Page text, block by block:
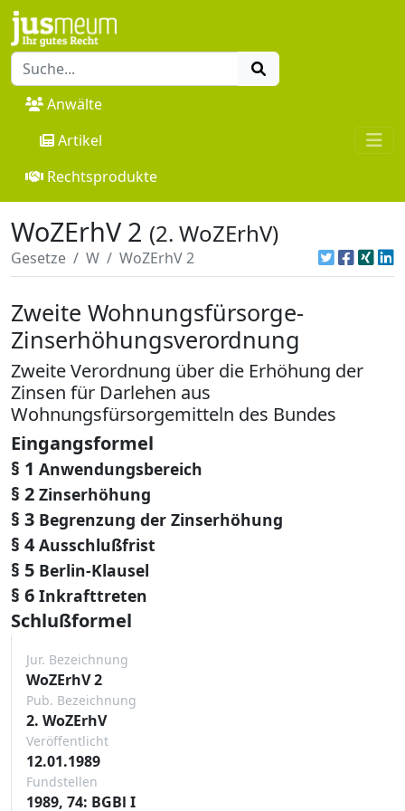
Anwälte
Artikel
Rechtsprodukte
WoZErhV 2 (2. WoZErhV)
Gesetze W WoZErhV 2
Zweite Wohnungsfürsorge-
Zinserhöhungsverordnung
Zweite Verordnung über die Erhöhung der
Zinsen für Darlehen aus
Wohnungsfürsorgemitteln des Bundes
Eingangsformel
§ 1 Anwendungsbereich
§ 2 Zinserhöhung
§ 3 Begrenzung der Zinserhöhung
§ 4 Ausschlußfrist
§ 5 Berlin-Klausel
§ 6 Inkrafttreten
Schlußformel
Jur. Bezeichnung
WoZErhV 2
Pub. Bezeichnung
2. WoZErhV
Veröffentlicht
12.01.1989
Fundstellen
1989, 74: BGBl I